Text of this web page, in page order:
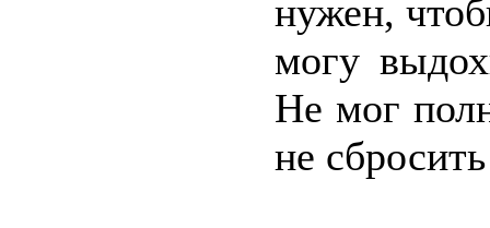
нужен,
могу
Не мог
не